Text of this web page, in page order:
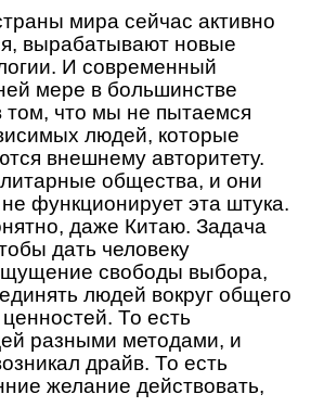
мира сейчас активно
вырабатывают новые
И современный
мере в большинстве
том, что мы не пытаемся
людей, которые
внешнему авторитету.
общества, и они
функционирует эта штука.
даже Китаю. Задача
дать человеку
свободы выбора,
людей вокруг общего
То есть
разными методами, и
драйв. То есть
желание действовать,